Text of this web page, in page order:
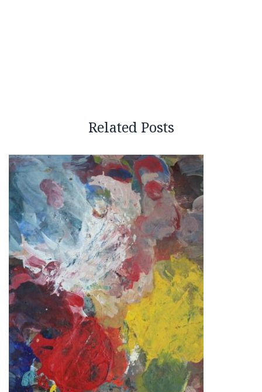
Related Posts